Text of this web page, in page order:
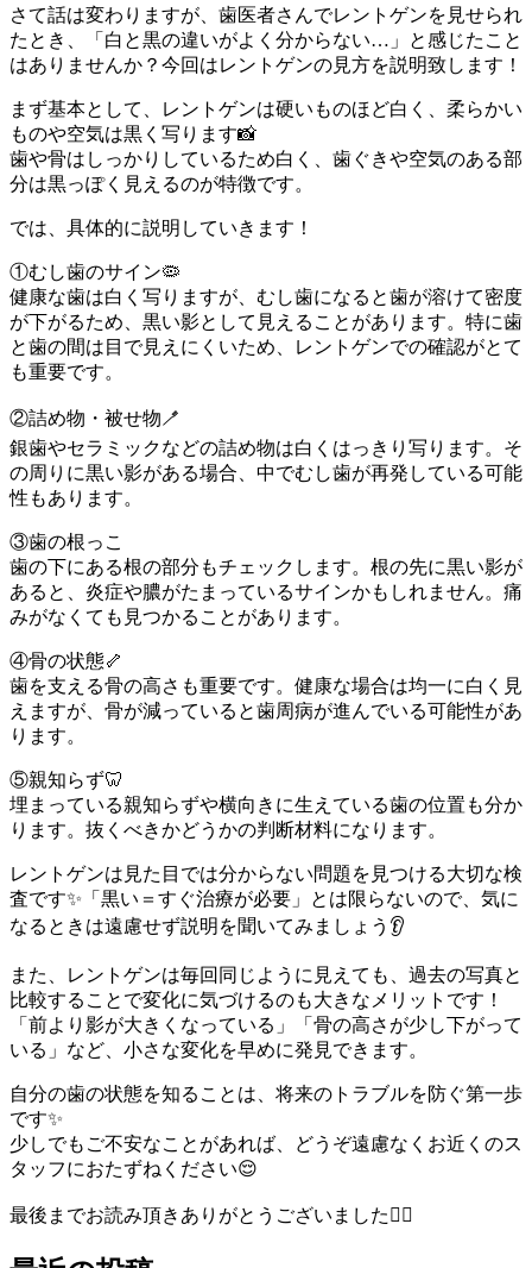
さて話は変わりますが、歯医者さんでレントゲンを見せられ
たとき、「白と黒の違いがよく分からない…」と感じたこと
はありませんか？今回はレントゲンの見方を説明致します！
まず基本として、レントゲンは硬いものほど白く、柔らかい
ものや空気は黒く写ります📸
歯や骨はしっかりしているため白く、歯ぐきや空気のある部
分は黒っぽく見えるのが特徴です。
では、具体的に説明していきます！
①むし歯のサイン🦠
健康な歯は白く写りますが、むし歯になると歯が溶けて密度
が下がるため、黒い影として見えることがあります。特に歯
と歯の間は目で見えにくいため、レントゲンでの確認がとて
も重要です。
②詰め物・被せ物🪥
銀歯やセラミックなどの詰め物は白くはっきり写ります。そ
の周りに黒い影がある場合、中でむし歯が再発している可能
性もあります。
③歯の根っこ
歯の下にある根の部分もチェックします。根の先に黒い影が
あると、炎症や膿がたまっているサインかもしれません。痛
みがなくても見つかることがあります。
④骨の状態🦴
歯を支える骨の高さも重要です。健康な場合は均一に白く見
えますが、骨が減っていると歯周病が進んでいる可能性があ
ります。
⑤親知らず🦷
埋まっている親知らずや横向きに生えている歯の位置も分か
ります。抜くべきかどうかの判断材料になります。
レントゲンは見た目では分からない問題を見つける大切な検
査です✨「黒い＝すぐ治療が必要」とは限らないので、気に
なるときは遠慮せず説明を聞いてみましょう👂
また、レントゲンは毎回同じように見えても、過去の写真と
比較することで変化に気づけるのも大きなメリットです！
「前より影が大きくなっている」「骨の高さが少し下がって
いる」など、小さな変化を早めに発見できます。
自分の歯の状態を知ることは、将来のトラブルを防ぐ第一歩
です✨
少しでもご不安なことがあれば、どうぞ遠慮なくお近くのス
タッフにおたずねください😌
最後までお読み頂きありがとうございました🙂‍↕️